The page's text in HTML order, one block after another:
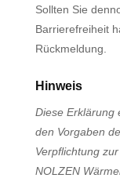
Sollten Sie
Barrierefreiheit
Rückmeldung.
Hinweis
Diese Erklärung
den Vorgaben
Verpflichtung
NOLZEN